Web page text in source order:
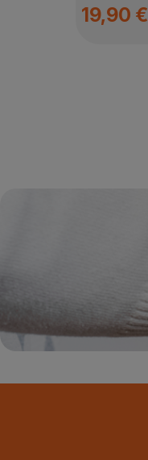
19,90 €